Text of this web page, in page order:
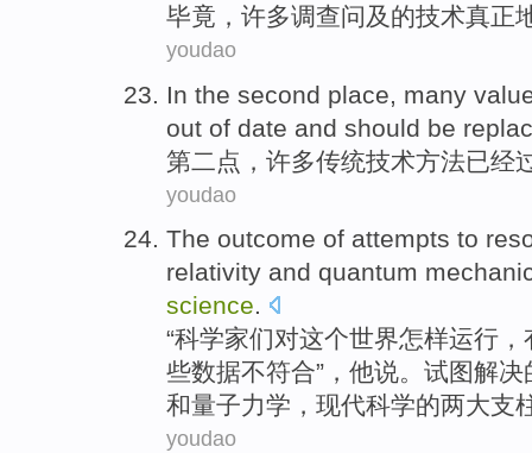
毕竟 ， 许多调查问及 的技术真正
youdao
In the second place many
out of date and should be
第二 点， 许多传统技术方法已经
youdao
The outcome of attempts to
relativity and quantum
science.
“科学家们对这个世界怎样运行
些数据不符合”，他说。 试图解决
和量子力学，现代科学的两大支
youdao